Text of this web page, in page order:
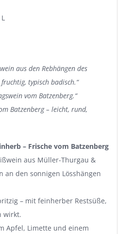
aus den Rebhängen des
typisch badisch.“
vom Batzenberg.“
Batzenberg – leicht, rund,
– Frische vom Batzenberg
aus Müller-Thurgau &
an den sonnigen Lösshängen
– mit feinherber Restsüße,
wirkt.
Apfel, Limette und einem